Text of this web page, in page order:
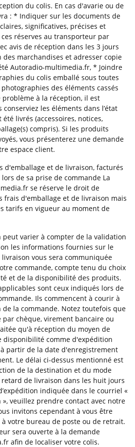
du colis. En cas d'avarie ou de
: * Indiquer sur les documents de
significatives, précises et
réserves au transporteur par
avis de réception dans les 3 jours
marchandises et adresser copie
Autoradio-multimedia.fr, * Joindre
du colis emballé sous toutes
des éléments cassés
à la réception, il est
les éléments dans l’état
livrés (accessoires, notices,
compris). Si les produits
vous présenterez une demande
espace client.
d'emballage et de livraison, facturés
de sa prise de commande La
se réserve le droit de
frais d'emballage et de livraison mais
tarifs en vigueur au moment de
peut varier à compter de la validation
les informations fournies sur le
vous sera communiquée
commande, compte tenu du choix
et de la disponibilité des produits.
sont ceux indiqués lors de
Ils commencent à courir à
de la commande. Notez toutefois que
chèque, virement bancaire ou
qu'à réception du moyen de
disponibilité comme d'expédition
partir de la date d'enregistrement
Le délai ci-dessus mentionné est
de la destination et du mode
de livraison dans les huit jours
indiquée dans le courriel «
», veuillez prendre contact avec notre
invitons cependant à vous être
votre bureau de poste ou de retrait.
sera ouverte à la demande
afin de localiser votre colis.